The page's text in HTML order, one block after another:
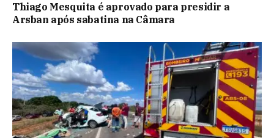
Thiago Mesquita é aprovado para presidir a
Arsban após sabatina na Câmara